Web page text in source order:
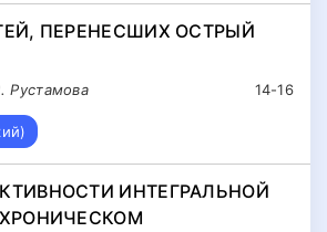
ПЕРЕНЕСШИХ ОСТРЫЙ
14-16
Рустамова
ИНТЕГРАЛЬНОЙ